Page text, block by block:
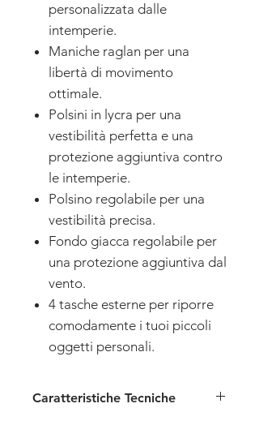
personalizzata dalle
intemperie.
Maniche raglan per una
libertà di movimento
ottimale.
Polsini in lycra per una
vestibilità perfetta e una
protezione aggiuntiva contro
le intemperie.
Polsino regolabile per una
vestibilità precisa.
Fondo giacca regolabile per
una protezione aggiuntiva dal
vento.
4 tasche esterne per riporre
comodamente i tuoi piccoli
oggetti personali.
Caratteristiche Tecniche